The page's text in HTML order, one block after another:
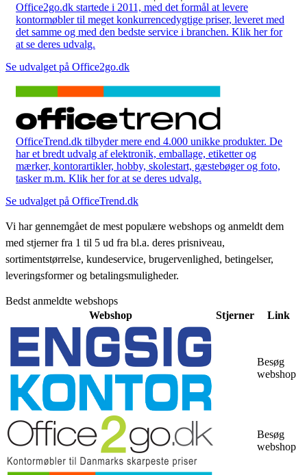
Office2go.dk startede i 2011, med det formål at levere
kontormøbler til meget konkurrencedygtige priser, leveret med
det samme og med den bedste service i branchen. Klik her for
at se deres udvalg.
Se udvalget på Office2go.dk
OfficeTrend.dk tilbyder mere end 4.000 unikke produkter. De
har et bredt udvalg af elektronik, emballage, etiketter og
mærker, kontorartikler, hobby, skolestart, gæstebøger og foto,
tasker m.m. Klik her for at se deres udvalg.
Se udvalget på OfficeTrend.dk
Vi har gennemgået de mest populære webshops og anmeldt dem
med stjerner fra 1 til 5 ud fra bl.a. deres prisniveau,
sortimentstørrelse, kundeservice, brugervenlighed, betingelser,
leveringsformer og betalingsmuligheder.
Bedst anmeldte webshops
Webshop
Stjerner Link
Besøg
webshop
Besøg
webshop